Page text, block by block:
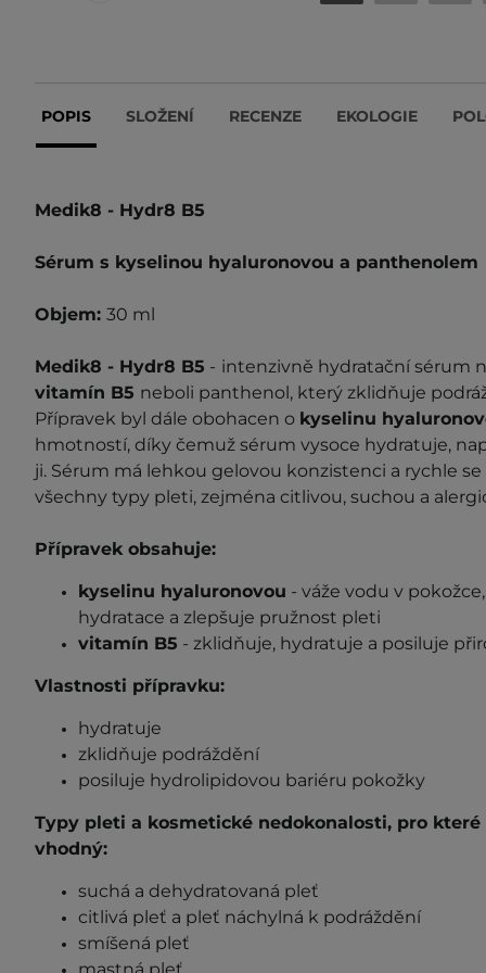
POPIS SLOŽENÍ RECENZE EKOLOGIE
Medik8 - Hydr8 B5
Sérum s kyselinou hyaluronovou a panthenolem
Objem: 30 ml
Medik8 - Hydr8 B5 - intenzivně hydratační sérum
vitamín B5 neboli panthenol, který zklidňuje
Přípravek byl dále obohacen o kyselinu
hmotností, díky čemuž sérum vysoce hydratuje,
ji. Sérum má lehkou gelovou konzistenci a rychle
všechny typy pleti, zejména citlivou, suchou a
Přípravek obsahuje:
kyselinu hyaluronovou - váže vodu v
hydratace a zlepšuje pružnost pleti
vitamín B5 - zklidňuje, hydratuje a posiluje
Vlastnosti přípravku:
hydratuje
zklidňuje podráždění
posiluje hydrolipidovou bariéru pokožky
Typy pleti a kosmetické nedokonalosti, pro
vhodný:
suchá a dehydratovaná pleť
citlivá pleť a pleť náchylná k podráždění
smíšená pleť
mastná pleť